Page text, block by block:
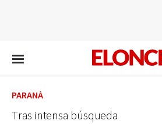
PARANÁ
Tras intensa búsqueda